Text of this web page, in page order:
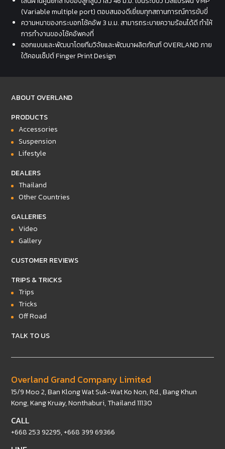
(Variable multiple port) ตอบสนองดีเยี่ยมทุกสถานการณ์การขับขี่
ความหนาของกระบอกโช้คอัพ 3 ม.ม. สามารถระบายความร้อนได้ดี ทำให้
การทำงานของโช้คอัพคงที่
ออกแบบและพัฒนาโดยทีมวิจัยและพัฒนาผลิตภัณฑ์ OVERLAND ภาย
ใต้คอนเซ็ปต์ Finger Print Design
ABOUT OVERLAND
PRODUCTS
Accessories
Suspension
Lifestyle
DEALERS
Thailand
Other Countries
GALLERIES
Video
Gallery
CUSTOMER REVIEWS
TRIPS & TRICKS
Trips
Tricks
Off Road
TALK TO US
Overland Grand Company Limited
15/9 Moo 2, Ban Klong Wat Suk-Wat Ko Non, Rd., Bang Khun
Kong, Kang Kruay, Nonthaburi, Thailand 11130
CALL
+668 253 92295,+668 399 69366